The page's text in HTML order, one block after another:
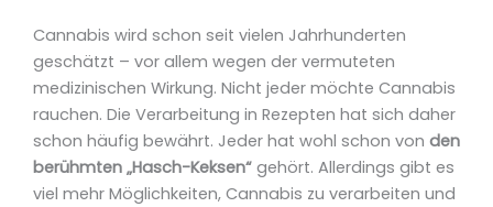
Cannabis wird schon seit vielen Jahrhunderten
geschätzt – vor allem wegen der vermuteten
medizinischen Wirkung. Nicht jeder möchte Cannabis
rauchen. Die Verarbeitung in Rezepten hat sich daher
schon häufig bewährt. Jeder hat wohl schon von den
berühmten „Hasch-Keksen“ gehört. Allerdings gibt es
viel mehr Möglichkeiten, Cannabis zu verarbeiten und